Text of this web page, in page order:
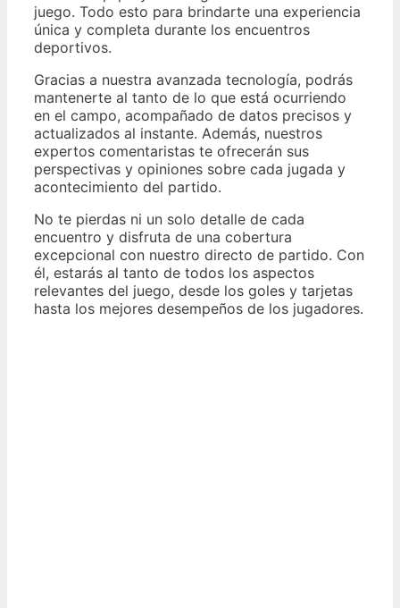
juego. Todo esto para brindarte una experiencia
única y completa durante los encuentros
deportivos.
Gracias a nuestra avanzada tecnología, podrás
mantenerte al tanto de lo que está ocurriendo
en el campo, acompañado de datos precisos y
actualizados al instante. Además, nuestros
expertos comentaristas te ofrecerán sus
perspectivas y opiniones sobre cada jugada y
acontecimiento del partido.
No te pierdas ni un solo detalle de cada
encuentro y disfruta de una cobertura
excepcional con nuestro directo de partido. Con
él, estarás al tanto de todos los aspectos
relevantes del juego, desde los goles y tarjetas
hasta los mejores desempeños de los jugadores.